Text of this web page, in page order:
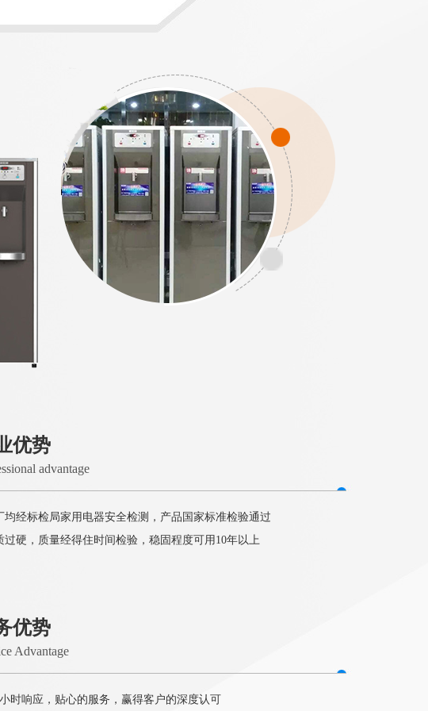
优势
advantage
均经标检局家用电器安全检测，产品国家标准检验通过
过硬，质量经得住时间检验，稳固程度可用10年以上
优势
Advantage
时响应，贴心的服务，赢得客户的深度认可